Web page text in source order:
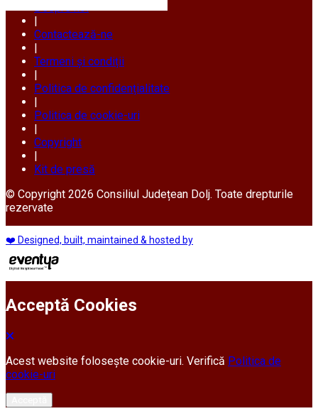
|
Contactează-ne
|
Termeni și condiții
|
Politica de confidențialitate
|
Politica de cookie-uri
|
Copyright
|
Kit de presă
© Copyright 2026 Consiliul Județean Dolj. Toate drepturile
rezervate
❤️ Designed, built, maintained & hosted by
Acceptă Cookies
Acest website folosește cookie-uri. Verifică Politica de
cookie-uri